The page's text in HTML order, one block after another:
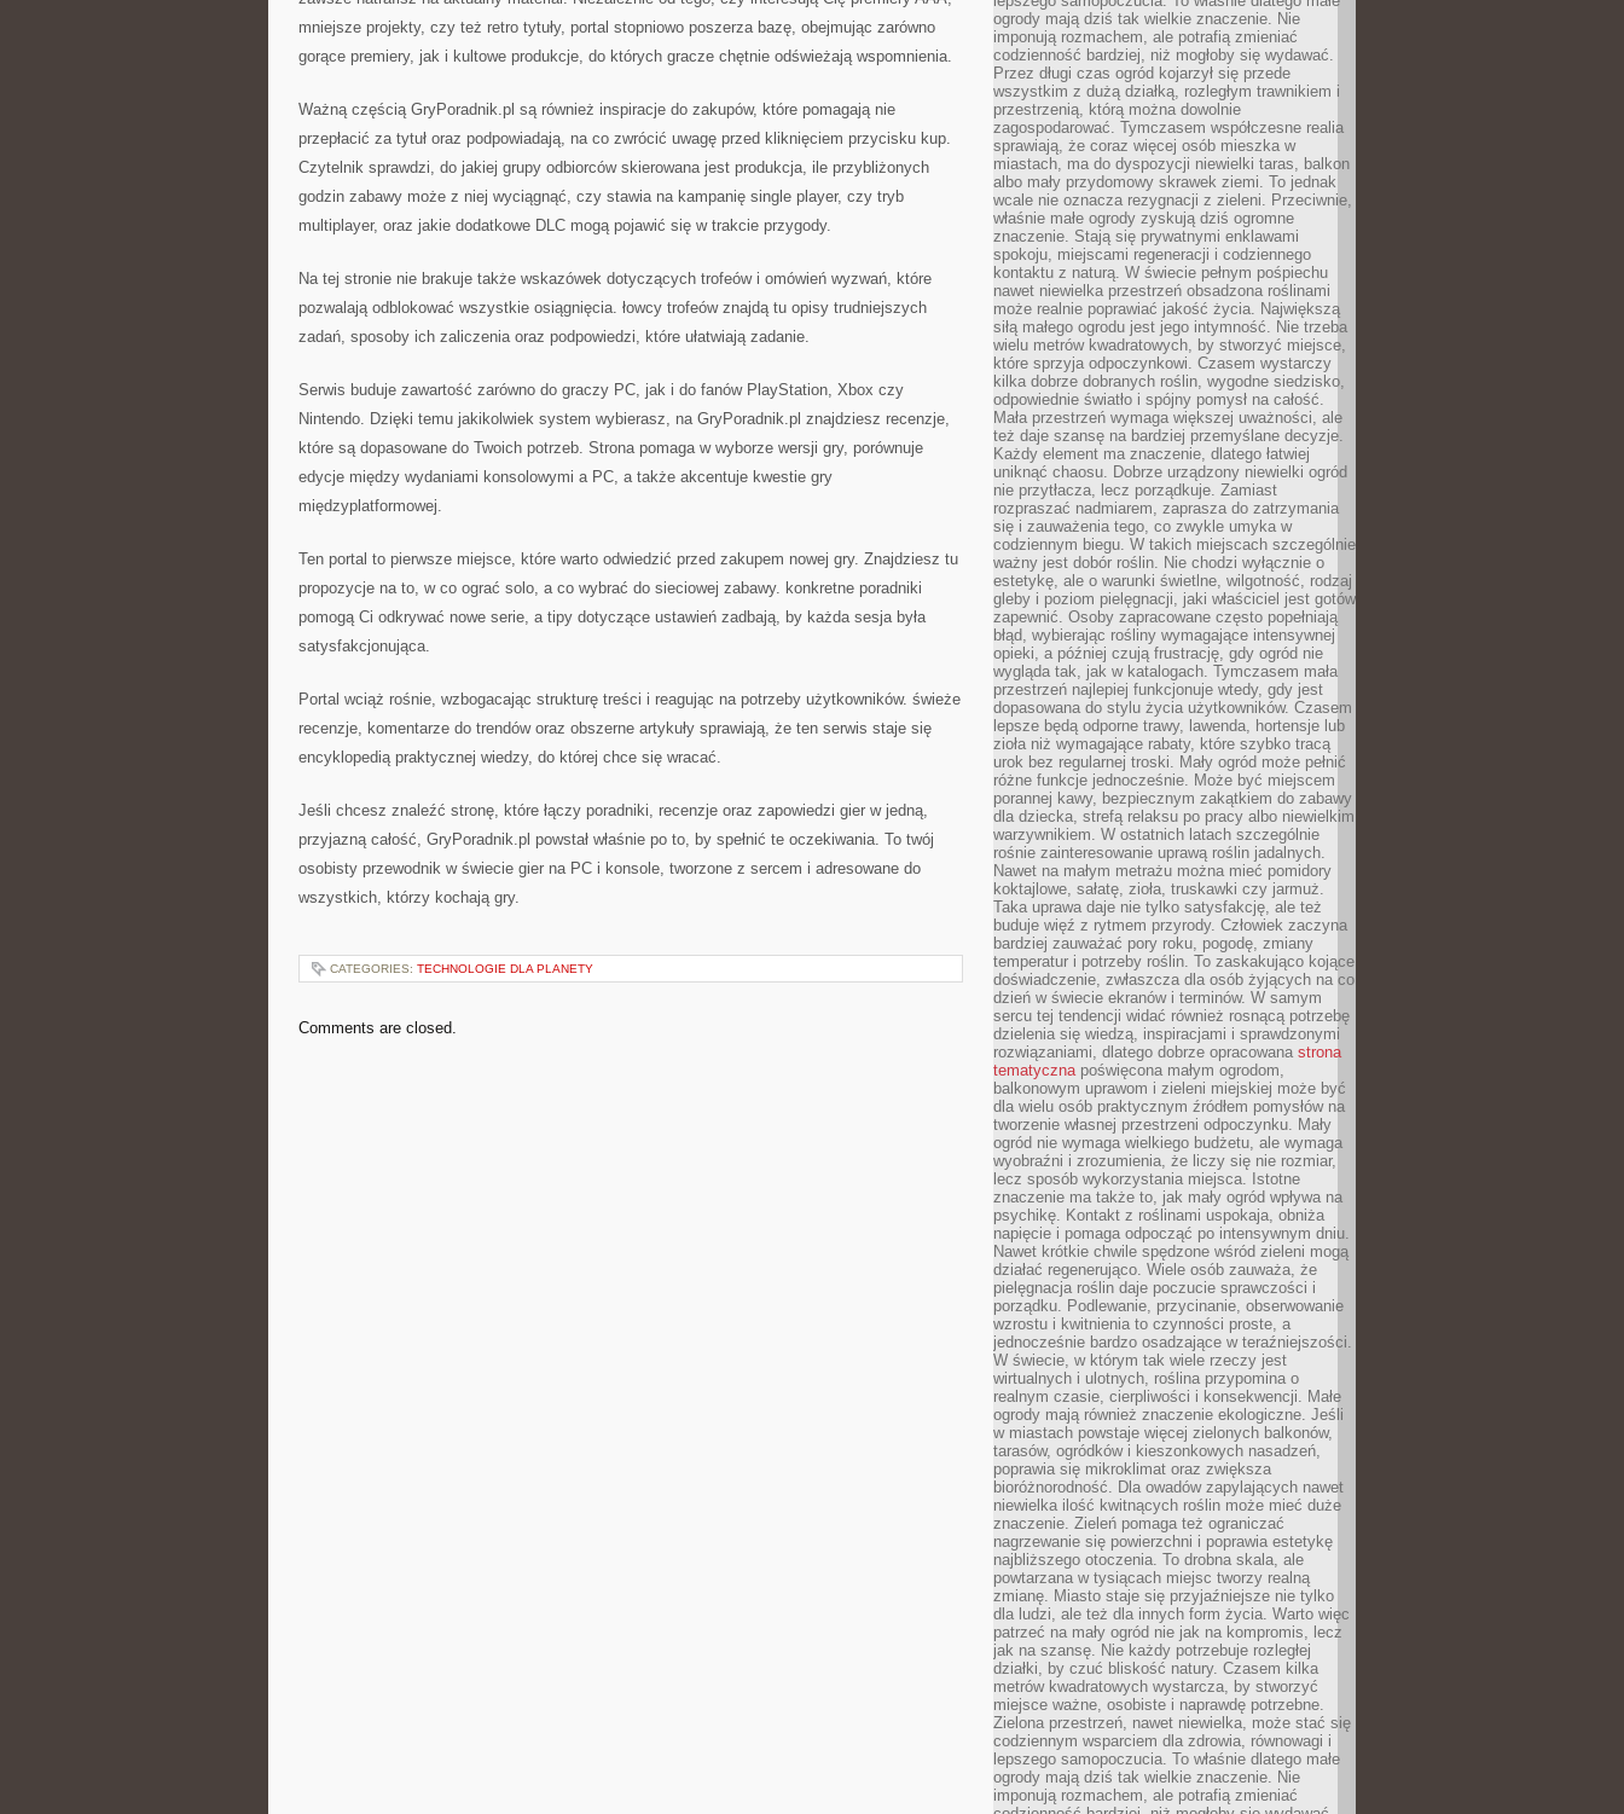
mniejsze projekty, czy też retro tytuły, portal stopniowo poszerza bazę, obejmując zarówno
gorące premiery, jak i kultowe produkcje, do których gracze chętnie odświeżają wspomnienia.
Ważną częścią GryPoradnik.pl są również inspiracje do zakupów, które pomagają nie
przepłacić za tytuł oraz podpowiadają, na co zwrócić uwagę przed kliknięciem przycisku kup.
Czytelnik sprawdzi, do jakiej grupy odbiorców skierowana jest produkcja, ile przybliżonych
godzin zabawy może z niej wyciągnąć, czy stawia na kampanię single player, czy tryb
multiplayer, oraz jakie dodatkowe DLC mogą pojawić się w trakcie przygody.
Na tej stronie nie brakuje także wskazówek dotyczących trofeów i omówień wyzwań, które
pozwalają odblokować wszystkie osiągnięcia. łowcy trofeów znajdą tu opisy trudniejszych
zadań, sposoby ich zaliczenia oraz podpowiedzi, które ułatwiają zadanie.
Serwis buduje zawartość zarówno do graczy PC, jak i do fanów PlayStation, Xbox czy
Nintendo. Dzięki temu jakikolwiek system wybierasz, na GryPoradnik.pl znajdziesz recenzje,
które są dopasowane do Twoich potrzeb. Strona pomaga w wyborze wersji gry, porównuje
edycje między wydaniami konsolowymi a PC, a także akcentuje kwestie gry
międzyplatformowej.
Ten portal to pierwsze miejsce, które warto odwiedzić przed zakupem nowej gry. Znajdziesz tu
propozycje na to, w co ograć solo, a co wybrać do sieciowej zabawy. konkretne poradniki
pomogą Ci odkrywać nowe serie, a tipy dotyczące ustawień zadbają, by każda sesja była
satysfakcjonująca.
Portal wciąż rośnie, wzbogacając strukturę treści i reagując na potrzeby użytkowników. świeże
recenzje, komentarze do trendów oraz obszerne artykuły sprawiają, że ten serwis staje się
encyklopedią praktycznej wiedzy, do której chce się wracać.
Jeśli chcesz znaleźć stronę, które łączy poradniki, recenzje oraz zapowiedzi gier w jedną,
przyjazną całość, GryPoradnik.pl powstał właśnie po to, by spełnić te oczekiwania. To twój
osobisty przewodnik w świecie gier na PC i konsole, tworzone z sercem i adresowane do
wszystkich, którzy kochają gry.
CATEGORIES: TECHNOLOGIE DLA PLANETY
Comments are closed.
ogrody mają dziś tak wielkie znaczenie. Nie
imponują rozmachem, ale potrafią zmieniać
codzienność bardziej, niż mogłoby się wydawać.
Przez długi czas ogród kojarzył się przede
wszystkim z dużą działką, rozległym trawnikiem i
przestrzenią, którą można dowolnie
zagospodarować. Tymczasem współczesne realia
sprawiają, że coraz więcej osób mieszka w
miastach, ma do dyspozycji niewielki taras, balkon
albo mały przydomowy skrawek ziemi. To jednak
wcale nie oznacza rezygnacji z zieleni. Przeciwnie,
właśnie małe ogrody zyskują dziś ogromne
znaczenie. Stają się prywatnymi enklawami
spokoju, miejscami regeneracji i codziennego
kontaktu z naturą. W świecie pełnym pośpiechu
nawet niewielka przestrzeń obsadzona roślinami
może realnie poprawiać jakość życia. Największą
siłą małego ogrodu jest jego intymność. Nie trzeba
wielu metrów kwadratowych, by stworzyć miejsce,
które sprzyja odpoczynkowi. Czasem wystarczy
kilka dobrze dobranych roślin, wygodne siedzisko,
odpowiednie światło i spójny pomysł na całość.
Mała przestrzeń wymaga większej uważności, ale
też daje szansę na bardziej przemyślane decyzje.
Każdy element ma znaczenie, dlatego łatwiej
uniknąć chaosu. Dobrze urządzony niewielki ogród
nie przytłacza, lecz porządkuje. Zamiast
rozpraszać nadmiarem, zaprasza do zatrzymania
się i zauważenia tego, co zwykle umyka w
codziennym biegu. W takich miejscach szczególnie
ważny jest dobór roślin. Nie chodzi wyłącznie o
estetykę, ale o warunki świetlne, wilgotność, rodzaj
gleby i poziom pielęgnacji, jaki właściciel jest gotów
zapewnić. Osoby zapracowane często popełniają
błąd, wybierając rośliny wymagające intensywnej
opieki, a później czują frustrację, gdy ogród nie
wygląda tak, jak w katalogach. Tymczasem mała
przestrzeń najlepiej funkcjonuje wtedy, gdy jest
dopasowana do stylu życia użytkowników. Czasem
lepsze będą odporne trawy, lawenda, hortensje lub
zioła niż wymagające rabaty, które szybko tracą
urok bez regularnej troski. Mały ogród może pełnić
różne funkcje jednocześnie. Może być miejscem
porannej kawy, bezpiecznym zakątkiem do zabawy
dla dziecka, strefą relaksu po pracy albo niewielkim
warzywnikiem. W ostatnich latach szczególnie
rośnie zainteresowanie uprawą roślin jadalnych.
Nawet na małym metrażu można mieć pomidory
koktajlowe, sałatę, zioła, truskawki czy jarmuż.
Taka uprawa daje nie tylko satysfakcję, ale też
buduje więź z rytmem przyrody. Człowiek zaczyna
bardziej zauważać pory roku, pogodę, zmiany
temperatur i potrzeby roślin. To zaskakująco kojące
doświadczenie, zwłaszcza dla osób żyjących na co
dzień w świecie ekranów i terminów. W samym
sercu tej tendencji widać również rosnącą potrzebę
dzielenia się wiedzą, inspiracjami i sprawdzonymi
rozwiązaniami, dlatego dobrze opracowana strona
tematycznapoświęcona małym ogrodom,
balkonowym uprawom i zieleni miejskiej może być
dla wielu osób praktycznym źródłem pomysłów na
tworzenie własnej przestrzeni odpoczynku. Mały
ogród nie wymaga wielkiego budżetu, ale wymaga
wyobraźni i zrozumienia, że liczy się nie rozmiar,
lecz sposób wykorzystania miejsca. Istotne
znaczenie ma także to, jak mały ogród wpływa na
psychikę. Kontakt z roślinami uspokaja, obniża
napięcie i pomaga odpocząć po intensywnym dniu.
Nawet krótkie chwile spędzone wśród zieleni mogą
działać regenerująco. Wiele osób zauważa, że
pielęgnacja roślin daje poczucie sprawczości i
porządku. Podlewanie, przycinanie, obserwowanie
wzrostu i kwitnienia to czynności proste, a
jednocześnie bardzo osadzające w teraźniejszości.
W świecie, w którym tak wiele rzeczy jest
wirtualnych i ulotnych, roślina przypomina o
realnym czasie, cierpliwości i konsekwencji. Małe
ogrody mają również znaczenie ekologiczne. Jeśli
w miastach powstaje więcej zielonych balkonów,
tarasów, ogródków i kieszonkowych nasadzeń,
poprawia się mikroklimat oraz zwiększa
bioróżnorodność. Dla owadów zapylających nawet
niewielka ilość kwitnących roślin może mieć duże
znaczenie. Zieleń pomaga też ograniczać
nagrzewanie się powierzchni i poprawia estetykę
najbliższego otoczenia. To drobna skala, ale
powtarzana w tysiącach miejsc tworzy realną
zmianę. Miasto staje się przyjaźniejsze nie tylko
dla ludzi, ale też dla innych form życia. Warto więc
patrzeć na mały ogród nie jak na kompromis, lecz
jak na szansę. Nie każdy potrzebuje rozległej
działki, by czuć bliskość natury. Czasem kilka
metrów kwadratowych wystarcza, by stworzyć
miejsce ważne, osobiste i naprawdę potrzebne.
Zielona przestrzeń, nawet niewielka, może stać się
codziennym wsparciem dla zdrowia, równowagi i
lepszego samopoczucia. To właśnie dlatego małe
ogrody mają dziś tak wielkie znaczenie. Nie
imponują rozmachem, ale potrafią zmieniać